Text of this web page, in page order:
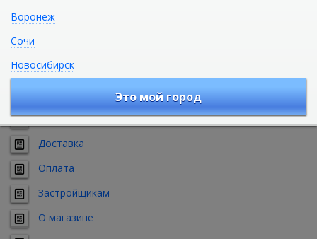
Карта сайта
Свернуть все
Акции
Сервис
Доставка
Оплата
Застройщикам
О магазине
Воронеж
Сочи
Новосибирск
Это мой город